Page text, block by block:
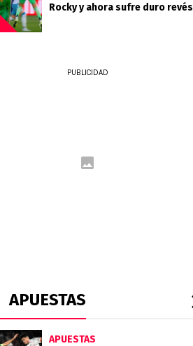
Rocky y ahora sufre duro revés
PUBLICIDAD
APUESTAS
APUESTAS